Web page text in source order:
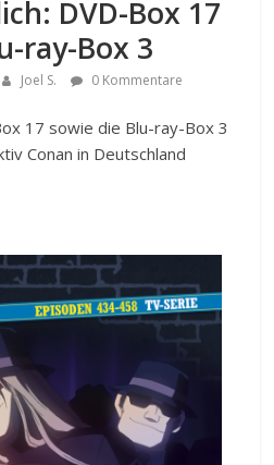
DVD-Box 17
ray-Box 3
Joel S. 0 Kommentare
17 sowie die Blu-ray-Box 3
Conan in Deutschland